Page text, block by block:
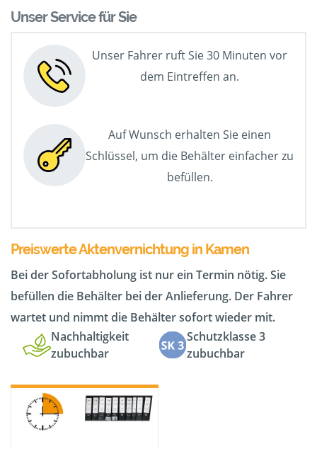
Unser Service für Sie
Unser Fahrer ruft Sie 30 Minuten vor
dem Eintreffen an.
Auf Wunsch erhalten Sie einen
Schlüssel, um die Behälter einfacher zu
befüllen.
Preiswerte Aktenvernichtung in Kamen
Bei der Sofortabholung ist nur ein Termin nötig. Sie
befüllen die Behälter bei der Anlieferung. Der Fahrer
wartet und nimmt die Behälter sofort wieder mit.
Nachhaltigkeit
zubuchbar
Schutzklasse 3
zubuchbar